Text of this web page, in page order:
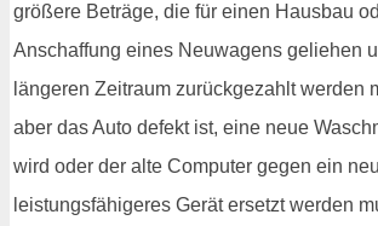
größere Beträge, die für einen Hausbau
Anschaffung eines Neuwagens geliehen
längeren Zeitraum zurückgezahlt werden
aber das Auto defekt ist, eine neue
wird oder der alte Computer gegen ein
leistungsfähigeres Gerät ersetzt werden